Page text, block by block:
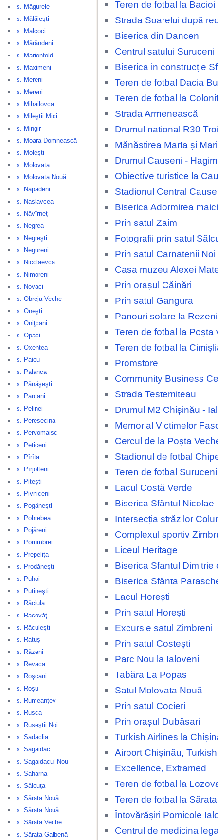
s. Măgurele
s. Mălăieşti
s. Malcoci
s. Mărăndeni
s. Marienfeld
s. Maximeni
s. Mereni
s. Mereni
s. Mihailovca
s. Mileştii Mici
s. Mingir
s. Moara Domnească
s. Moleşti
s. Molovata
s. Molovata Nouă
s. Năpădeni
s. Naslavcea
s. Năvîrneţ
s. Negrea
s. Negreşti
s. Negureni
s. Nicolaevca
s. Nimoreni
s. Novaci
s. Obreja Veche
s. Oneşti
s. Oniţcani
s. Opaci
s. Oxentea
s. Paicu
s. Palanca
s. Pănăşeşti
s. Parcani
s. Pelinei
s. Peresecina
s. Pervomaisc
s. Peticeni
s. Pîrîta
s. Pîrjolteni
s. Piteşti
s. Pivniceni
s. Pogăneşti
s. Pohrebea
s. Pojăreni
s. Porumbrei
s. Prepeliţa
s. Prodăneşti
s. Puhoi
s. Putineşti
s. Răciula
s. Racovăţ
s. Răculeşti
s. Ratuş
s. Răzeni
s. Revaca
s. Roşcani
s. Roşu
s. Rumeanţev
s. Rusca
s. Ruseştii Noi
s. Sadaclia
s. Sagaidac
s. Sagaidacul Nou
s. Saharna
s. Sălcuţa
s. Sărata Nouă
s. Sărata Nouă
s. Sărata Veche
s. Sărata-Galbenă
Teren de fotbal la Bacioi
Strada Soarelui după
Biserica din Danceni
Centrul satului Suruceni
Biserica in construcție
Teren de fotbal Dacia
Teren de fotbal la
Strada Armenească
Drumul national R30
Mănăstirea Marta și
Drumul Causeni -
Obiective turistice la
Stadionul Central
Biserica Adormirea
Prin satul Zaim
Fotografii prin satul
Prin satul Carnatenii Noi
Casa muzeu Alexei
Prin orașul Căinări
Prin satul Gangura
Panouri solare la Rezeni
Teren de fotbal la Poșta
Teren de fotbal la
Promstore
Community Business
Strada Testemiteau
Drumul M2 Chișinău -
Memorial Victimelor
Cercul de la Poșta
Stadionul de fotbal
Teren de fotbal Suruceni
Lacul Costă Verde
Biserica Sfântul Nicolae
Intersecția străzilor
Complexul sportiv
Liceul Heritage
Biserica Sfantul Dimitrie
Biserica Sfânta
Lacul Horești
Prin satul Horești
Excursie satul Zimbreni
Prin satul Costești
Parc Nou la Ialoveni
Tabăra La Popas
Satul Molovata Nouă
Prin satul Cocieri
Prin orașul Dubăsari
Turkish Airlines la
Airport Chișinău,
Excellence, Extramed
Teren de fotbal la
Teren de fotbal la
Întovărășiri Pomicole
Centrul de medicina